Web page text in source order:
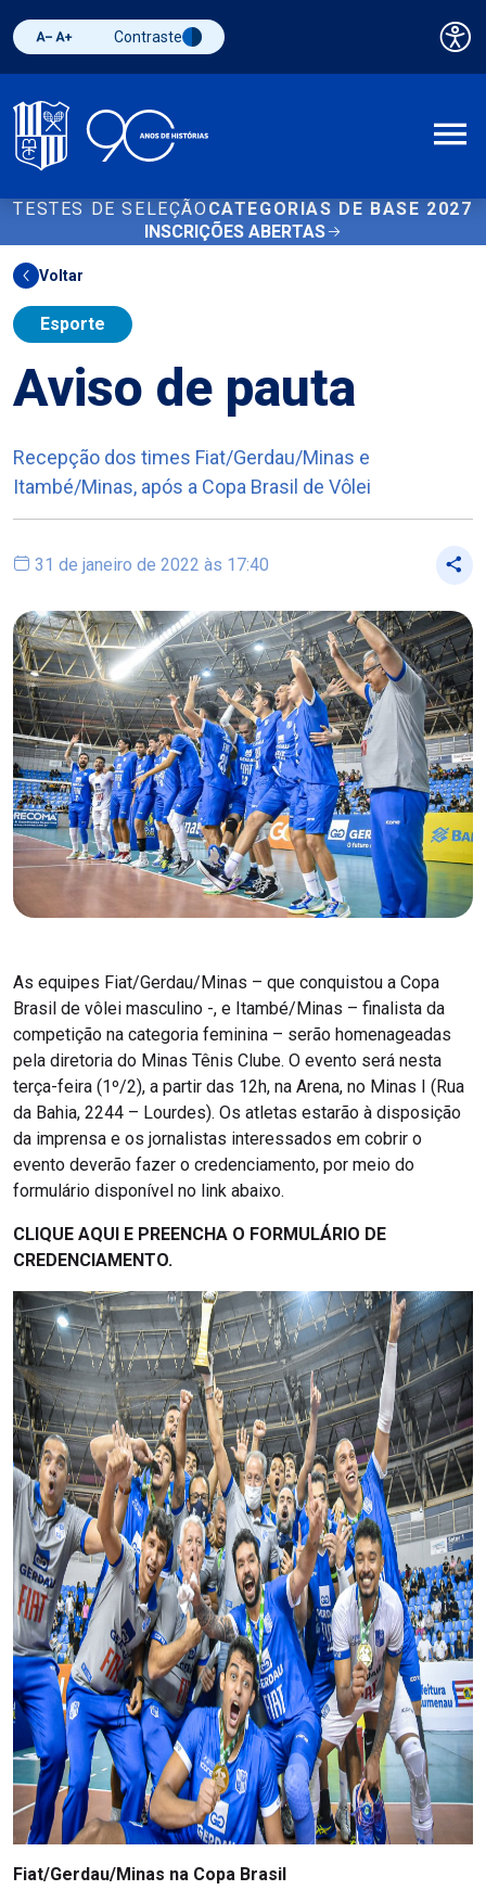
Diminuir fonte
Aumentar fonteAlternar contraste
Contraste
TESTES DE SELEÇÃO CATEGORIAS DE BASE 2027
INSCRIÇÕES ABERTAS
Voltar
Esporte
Aviso de pauta
Recepção dos times Fiat/Gerdau/Minas e
Itambé/Minas, após a Copa Brasil de Vôlei
31 de janeiro de 2022 às 17:40
As equipes Fiat/Gerdau/Minas – que conquistou a Copa
Brasil de vôlei masculino -, e Itambé/Minas – finalista da
competição na categoria feminina – serão homenageadas
pela diretoria do Minas Tênis Clube. O evento será nesta
terça-feira (1º/2), a partir das 12h, na Arena, no Minas I (Rua
da Bahia, 2244 – Lourdes). Os atletas estarão à disposição
da imprensa e os jornalistas interessados em cobrir o
evento deverão fazer o credenciamento, por meio do
formulário disponível no link abaixo.
CLIQUE AQUI E PREENCHA O FORMULÁRIO DE
CREDENCIAMENTO.
Fiat/Gerdau/Minas na Copa Brasil